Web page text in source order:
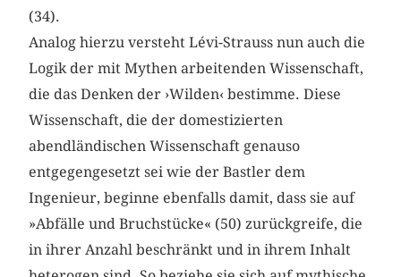
(34).
Analog hierzu versteht Lévi-Strauss nun auch die
Logik der mit Mythen arbeitenden Wissenschaft,
die das Denken der ›Wilden‹ bestimme. Diese
Wissenschaft, die der domestizierten
abendländischen Wissenschaft genauso
entgegengesetzt sei wie der Bastler dem
Ingenieur, beginne ebenfalls damit, dass sie auf
»Abfälle und Bruchstücke« (50) zurückgreife, die
in ihrer Anzahl beschränkt und in ihrem Inhalt